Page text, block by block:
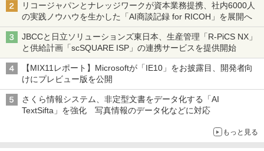
リコージャパンとナレッジワークが資本業務提携、社内6000人
の実践ノウハウを生かした「AI商談記録 for RICOH」を展開へ
JBCCと日立ソリューションズ東日本、生産管理「R-PiCS NX」
と供給計画「scSQUARE ISP」の連携サービスを提供開始
【MIX11レポート】Microsoftが「IE10」をお披露目、開発者向
けにプレビュー版を公開
さくら情報システム、非定型文書をデータ化する「AI
TextSifta」を強化 写真情報のデータ化などに対応
もっと見る